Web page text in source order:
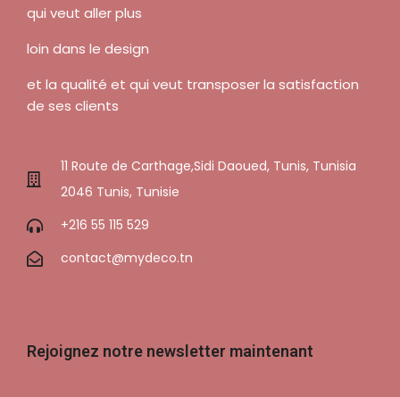
qui veut aller plus
loin dans le design
et la qualité et qui veut transposer la satisfaction
de ses clients
11 Route de Carthage,Sidi Daoued, Tunis, Tunisia
2046 Tunis, Tunisie
+216 55 115 529
contact@mydeco.tn
Rejoignez notre newsletter maintenant